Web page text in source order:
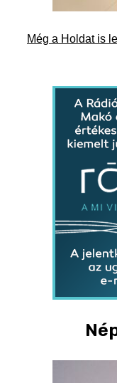
Még a Holdat is